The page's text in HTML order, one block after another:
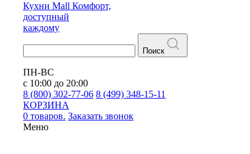
Кухни Mall Комфорт,
доступный
каждому
Поиск
ПН-ВС
с 10:00 до 20:00
8 (800) 302-77-06 8 (499) 348-15-11
КОРЗИНА
0 товаров. Заказать звонок
Меню